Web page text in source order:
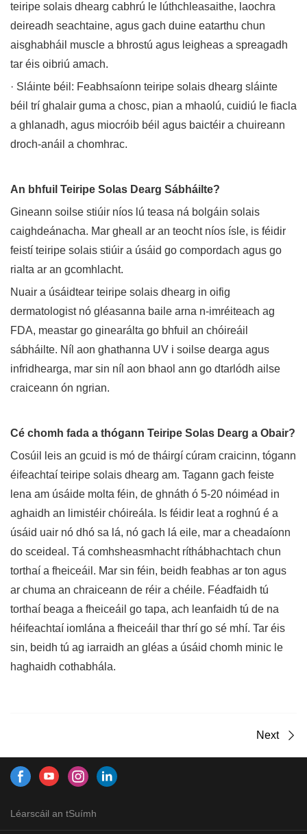
teiripe solais dhearg cabhrú le lúthchleasaithe, laochra
deireadh seachtaine, agus gach duine eatarthu chun
aisghabháil muscle a bhrostú agus leigheas a spreagadh
tar éis oibriú amach.
· Sláinte béil: Feabhsaíonn teiripe solais dhearg sláinte
béil trí ghalair guma a chosc, pian a mhaolú, cuidiú le fiacla
a ghlanadh, agus miocróib béil agus baictéir a chuireann
droch-anáil a chomhrac.
An bhfuil Teiripe Solas Dearg Sábháilte?
Gineann soilse stiúir níos lú teasa ná bolgáin solais
caighdeánacha. Mar gheall ar an teocht níos ísle, is féidir
feistí teiripe solais stiúir a úsáid go compordach agus go
rialta ar an gcomhlacht.
Nuair a úsáidtear teiripe solais dhearg in oifig
dermatologist nó gléasanna baile arna n-imréiteach ag
FDA, meastar go ginearálta go bhfuil an chóireáil
sábháilte. Níl aon ghathanna UV i soilse dearga agus
infridhearga, mar sin níl aon bhaol ann go dtarlódh ailse
craiceann ón ngrian.
Cé chomh fada a thógann Teiripe Solas Dearg a Obair?
Cosúil leis an gcuid is mó de tháirgí cúram craicinn, tógann
éifeachtaí teiripe solais dhearg am. Tagann gach feiste
lena am úsáide molta féin, de ghnáth ó 5-20 nóiméad in
aghaidh an limistéir chóireála. Is féidir leat a roghnú é a
úsáid uair nó dhó sa lá, nó gach lá eile, mar a cheadaíonn
do sceideal. Tá comhsheasmhacht ríthábhachtach chun
torthaí a fheiceáil. Mar sin féin, beidh feabhas ar ton agus
ar chuma an chraiceann de réir a chéile. Féadfaidh tú
torthaí beaga a fheiceáil go tapa, ach leanfaidh tú de na
héifeachtaí iomlána a fheiceáil thar thrí go sé mhí. Tar éis
sin, beidh tú ag iarraidh an gléas a úsáid chomh minic le
haghaidh cothabhála.
Next
Léarscáil an tSuímh